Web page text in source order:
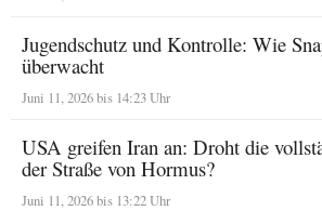
Jugendschutz und Kontrolle: Wie
überwacht
Juni 11, 2026 bis 14:23 Uhr
USA greifen Iran an: Droht die
der Straße von Hormus?
Juni 11, 2026 bis 13:22 Uhr